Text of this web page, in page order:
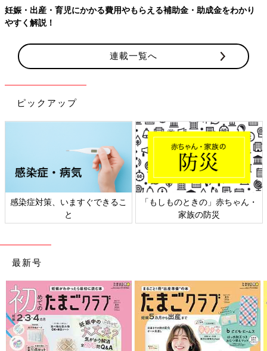
連載一覧へ
ピックアップ
・
日本外来小児科学会リーフレッ
六星占術 細木かおりさんの
相談
最新号